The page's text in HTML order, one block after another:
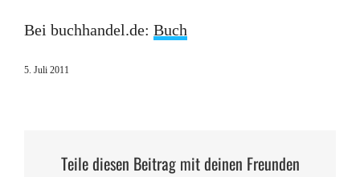
Bei buchhandel.de: Buch
5. Juli 2011
Teile diesen Beitrag mit deinen Freunden